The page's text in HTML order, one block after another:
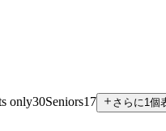
only30Seniors17 さらに1個